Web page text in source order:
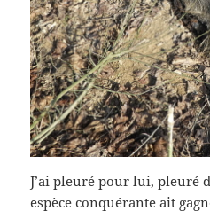
J’ai pleuré pour lui, pleuré
espèce conquérante ait